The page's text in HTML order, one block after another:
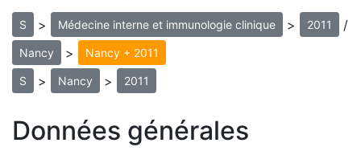
S > Médecine interne et immunologie clinique > 2011 /
Nancy > Nancy + 2011
S > Nancy > 2011
Données générales